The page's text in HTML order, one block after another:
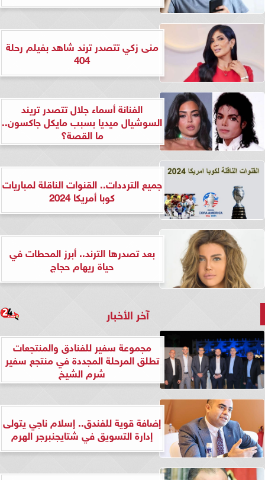
منى زكي تتصدر ترند شاهد بفيلم رحلة
404
الفنانة أسماء جلال تتصدر تريند
السوشيال ميديا بسبب مايكل جاكسون..
ما القصة؟
جميع الترددات.. القنوات الناقلة لمباريات
كوبا أمريكا 2024
بعد تصدرها الترند.. أبرز المحطات في
حياة ريهام حجاج
آخر الأخبار
مجموعة سفير للفنادق والمنتجعات
تطلق المرحلة المجددة في منتجع سفير
شرم الشيخ
إضافة قوية للفندق.. إسلام ناجي يتولى
إدارة التسويق في شتايجنبرجر الهرم